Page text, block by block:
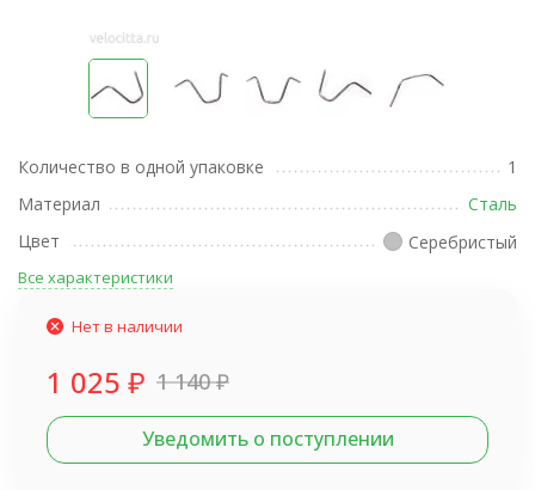
Количество в одной упаковке
1
Материал
Сталь
Цвет
Серебристый
Все характеристики
Нет в наличии
1 025 ₽ 1 140₽
Уведомить о поступлении